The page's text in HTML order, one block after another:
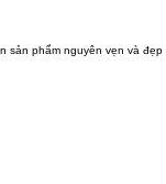
sản phẩm nguyên vẹn và đẹp